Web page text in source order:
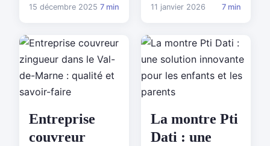
15 décembre 2025 7 min 11 janvier 2026 7 min
Entreprise
couvreur
La montre Pti
Dati : une